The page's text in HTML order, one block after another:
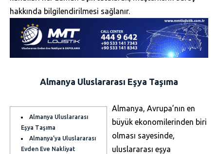
hakkında bilgilendirilmesi sağlanır.
Almanya Uluslararası Eşya Taşıma
Almanya Uluslararası
Eşya Taşıma
Almanya’ya Uluslararası
Evden Eve Nakliyat
Almanya, Avrupa’nın en
büyük ekonomilerinden biri
olması sayesinde,
uluslararası eşya